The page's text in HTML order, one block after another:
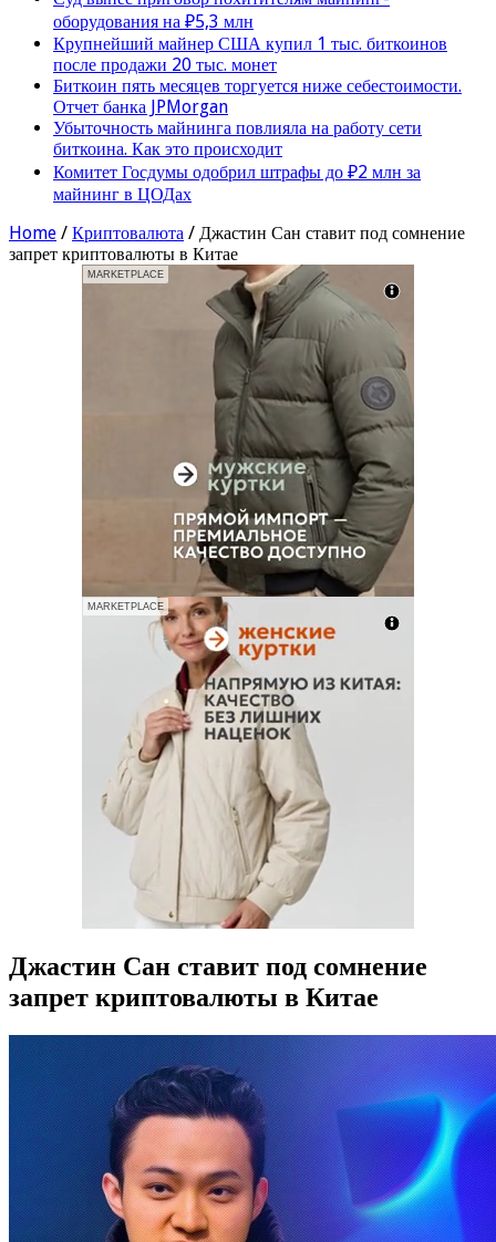
оборудования на ₽5,3 млн
Крупнейший майнер США купил 1 тыс. биткоинов
после продажи 20 тыс. монет
Биткоин пять месяцев торгуется ниже себестоимости.
Отчет банка JPMorgan
Убыточность майнинга повлияла на работу сети
биткоина. Как это происходит
Комитет Госдумы одобрил штрафы до ₽2 млн за
майнинг в ЦОДах
Home / Криптовалюта / Джастин Сан ставит под сомнение
запрет криптовалюты в Китае
MARKETPLACE
MARKETPLACE
Джастин Сан ставит под сомнение
запрет криптовалюты в Китае